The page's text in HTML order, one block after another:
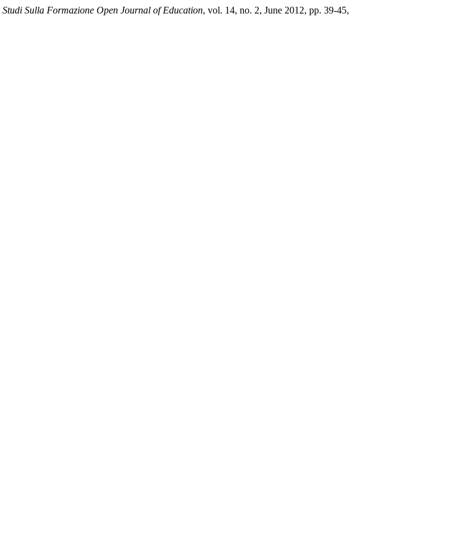
Studi Sulla Formazione Open Journal of Education, vol. 14, no. 2, June 2012, pp. 39-45,